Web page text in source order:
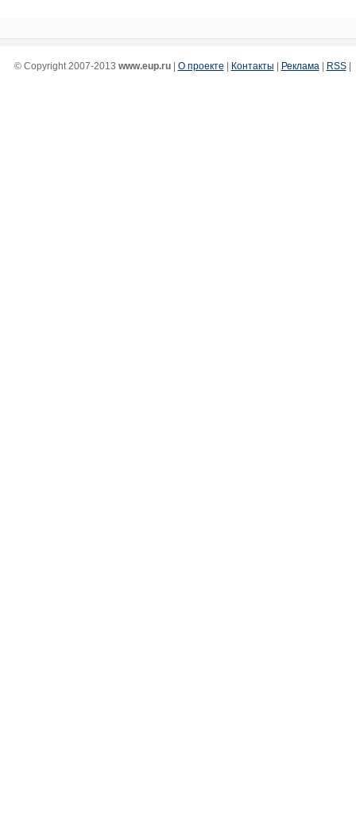
© Copyright 2007-2013 www.eup.ru| О проекте Контакты Реклама| RSS|